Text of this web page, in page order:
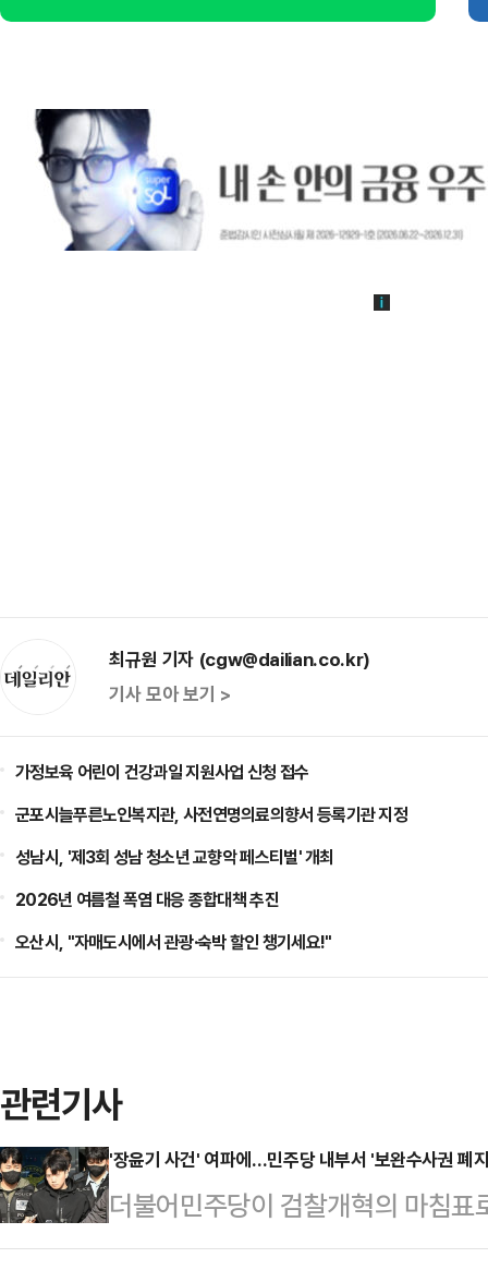
최규원 기자 (cgw@dailian.co.kr)
기사 모아 보기 >
가정보육 어린이 건강과일 지원사업 신청 접수
군포시늘푸른노인복지관, 사전연명의료의향서 등록기관 지정
성남시, '제3회 성남 청소년 교향악 페스티벌' 개최
2026년 여름철 폭염 대응 종합대책 추진
오산시, "자매도시에서 관광·숙박 할인 챙기세요!"
관련기사
'장윤기 사건' 여파에…민주당 내부서 '보완수사권 폐
더불어민주당이 검찰개혁의 마침
당론이 최근 발생한 '광주 여고생